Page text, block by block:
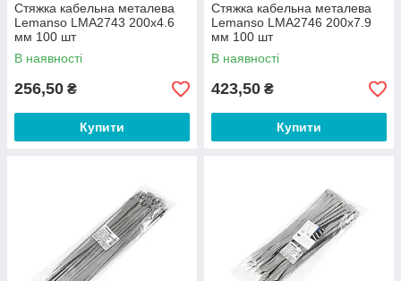
Стяжка кабельна металева
Lemanso LMA2743 200x4.6
мм 100 шт
В наявності
256,50 ₴
Купити
Стяжка кабельна металева
Lemanso LMA2746 200x7.9
мм 100 шт
В наявності
423,50 ₴
Купити